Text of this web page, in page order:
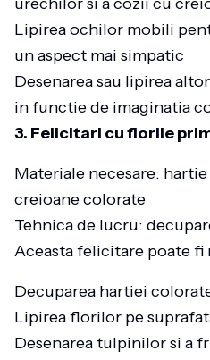
Lipirea ochilor mobili
un aspect mai simpatic
Desenarea sau lipirea
in functie de imaginatia
3. Felicitari cu florile
Materiale necesare:
creioane colorate
Tehnica de lucru:
Aceasta felicitare poate fi
Decuparea hartiei
Lipirea florilor pe
Desenarea tulpinilor si a